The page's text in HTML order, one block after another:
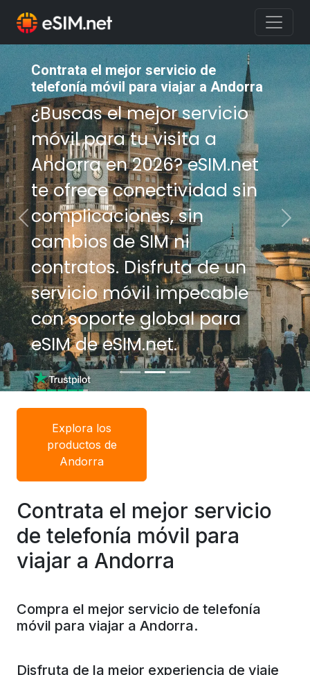
Contrata el mejor servicio de
telefonía móvil para viajar a Andorra
¿Buscas el mejor servicio
móvil para tu visita a
Andorra en 2026? eSIM.net
te ofrece conectividad sin
complicaciones, sin
cambios de SIM ni
contratos. Disfruta de un
servicio móvil impecable
con soporte global para
eSIM de eSIM.net.
Previous Next
Explora los
productos de
Andorra
Contrata el mejor servicio
de telefonía móvil para
viajar a Andorra
Compra el mejor servicio de telefonía
móvil para viajar a Andorra.
Disfruta de la mejor experiencia de viaje